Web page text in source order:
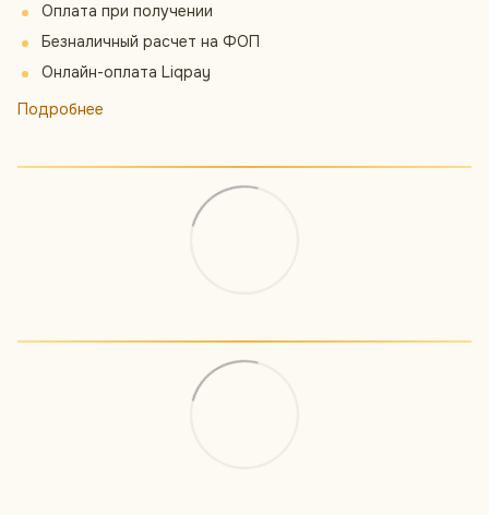
Оплата при получении
Безналичный расчет на ФОП
Онлайн-оплата Liqpay
Подробнее